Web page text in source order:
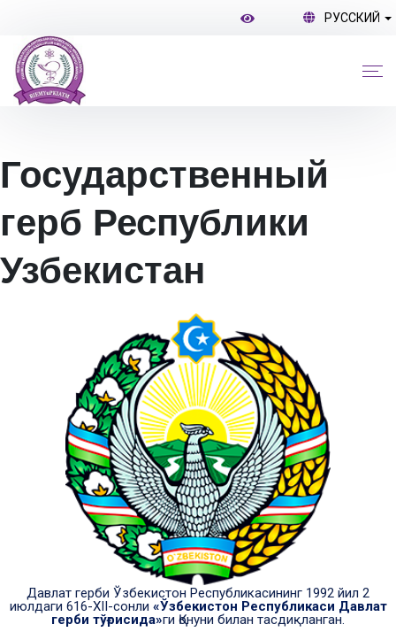
РУССКИЙ
Государственный
герб Республики
Узбекистан
Давлат герби Ўзбекистон Республикасининг 1992 йил 2
июлдаги 616-XII-сонли «Ўзбекистон Республикаси Давлат
герби тўғрисида»ги Қонуни билан тасдиқланган.